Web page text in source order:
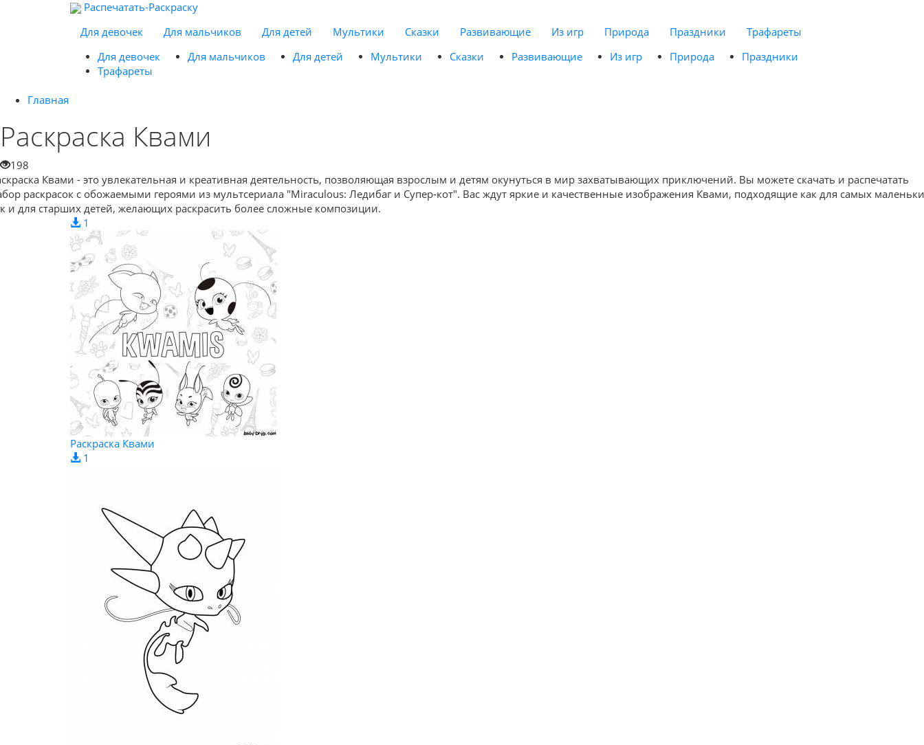
Распечатать-Раскраску
Для девочек
Для мальчиков Для детей Мультики Сказки Развивающие Из игр Природа Праздники
Трафареты
Для девочек
Для мальчиков Для детей Мультики Сказки Развивающие Из игр Природа
Праздники
Трафареты
Главная
Раскраска Квами
198
Квами - это увлекательная и креативная деятельность, позволяющая взрослым и детям окунуться в мир захватывающих приключений. Вы можете скачать и распечатать
раскрасок с обожаемыми героями из мультсериала "Miraculous: Ледибаг и Супер-кот". Вас ждут яркие и качественные изображения Квами, подходящие как для самых
и для старших детей, желающих раскрасить более сложные композиции.
1
Раскраска Квами
1